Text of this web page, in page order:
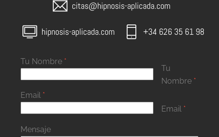
citas@hipnosis-aplicada.com
hipnosis-aplicada.com +34 626 35 61 98
Tu Nombre *
Tu
Nombre *
Email *
Email *
Mensaje